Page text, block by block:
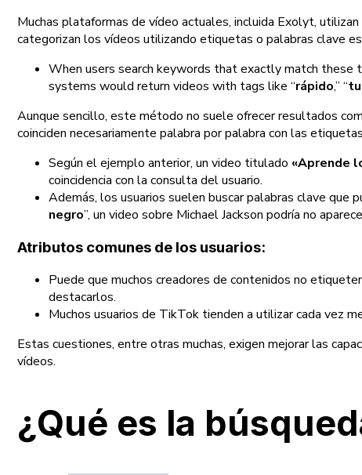
Muchas plataformas de vídeo actuales, incluida Exolyt,
categorizan los vídeos utilizando etiquetas o palabras clave
When users search keywords that exactly match these
systems would return videos with tags like “rápido,” “
Aunque sencillo, este método no suele ofrecer resultados
coinciden necesariamente palabra por palabra con las
Según el ejemplo anterior, un video titulado «Aprende
coincidencia con la consulta del usuario.
Además, los usuarios suelen buscar palabras clave que
negro”, un video sobre Michael Jackson podría no
Atributos comunes de los usuarios:
Puede que muchos creadores de contenidos no
destacarlos.
Muchos usuarios de TikTok tienden a utilizar cada vez
Estas cuestiones, entre otras muchas, exigen mejorar las
vídeos.
¿Qué es la